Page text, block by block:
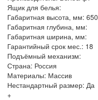
Ящик для белья:
Габаритная высота, мм: 650
Габаритная глубина, мм:
Габаритная ширина, мм:
Гарантийный срок мес.: 18
Подъёмный механизм:
Страна: Россия
Материалы: Массив
Нестандартный размер: Да
+